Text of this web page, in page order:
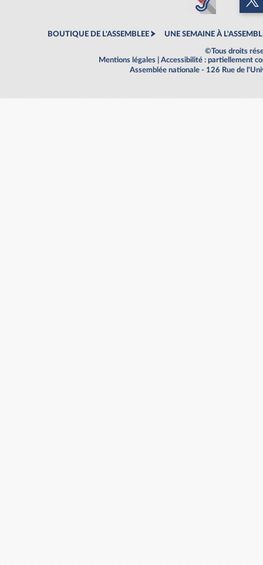
BOUTIQUE DE L'ASSEMBLEE UNE SEMAINE À
©Tous droits
Mentions légales
Accessibilité : partiellement
Assemblée nationale - 126 Rue de